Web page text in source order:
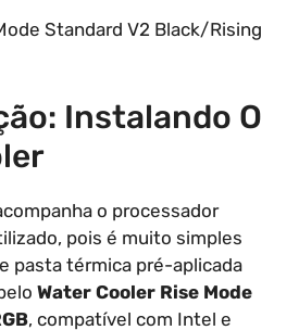
Standard V2 Black/Rising
Instalando O
o processador
pois é muito simples
pasta térmica pré-aplicada
Water Cooler Rise Mode
, compatível com Intel e